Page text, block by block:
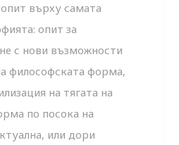
върху самата
опит за
с нови възможности
филосoфската форма,
на тягата на
по посока на
или дори